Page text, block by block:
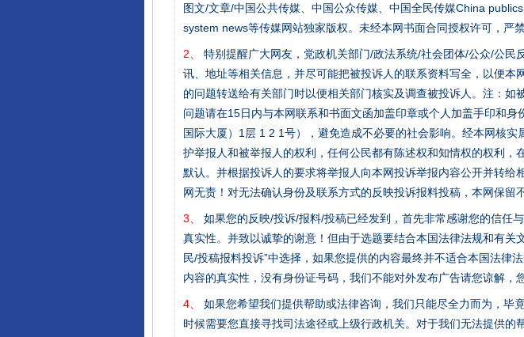
图文/文章/中国公共传媒、中国公众传媒、中国全民传媒China
system news等传媒网站独家版权。未经本网书面合同授权许可，严
2、
特别提醒广大网友，党政机关部门/政法系统/社会团体/公众/公
讯、地址等相关信息，并尽可能把被投诉人的联系资料写全，以便
的问题转送给有关部门时以便相关部门核实及调查被投诉人。注：
问题请在15日内与本网联系和书面文函加盖印章或个人加盖手印和
国际大厦）1层 1 2 1号），避免造成不必要的社会影响。经本网核
护举报人和被举报人的权利，任何公民都有陈述权和知情权的权利
默认。并根据投诉人的要求将举报人向本网投诉举报内容公开并转
网无责！对无法确认身份及联系方式的反映投诉报料投稿，本网保留
3、
如果您的反映/投诉/报料/投稿已经发到，首先非常感谢您的信任
真实性。并致以诚挚的谢意！但由于选题要结合本国法律法规和有
民/投稿报料投诉”中选择，如果您提供的内容最终并不适合本国法
内容的真实性，没有身份证号码，我们不能对外发布广告请您谅解，
4、
如果您希望我们提供帮助或法律咨询，我们只能尽全力而为，毕
时候需要您直接寻找司法途径或上级行政机关。对于我们无法提供的
东山县通报“牛蛙产品抗生素超标问题” 法徽映
千年窑火 生生不息 一批国